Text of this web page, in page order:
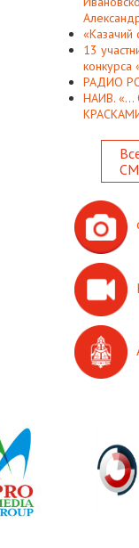
«Казачий
13
конкурса
РАДИО
НАИВ.